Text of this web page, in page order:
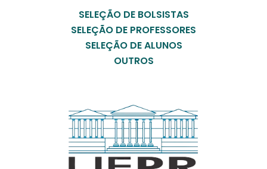
SELEÇÃO DE BOLSISTAS
SELEÇÃO DE PROFESSORES
SELEÇÃO DE ALUNOS
OUTROS